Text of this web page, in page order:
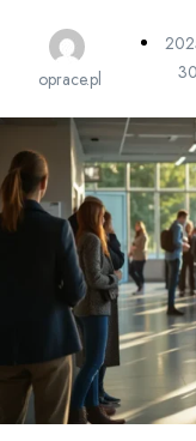
oprace.pl
30